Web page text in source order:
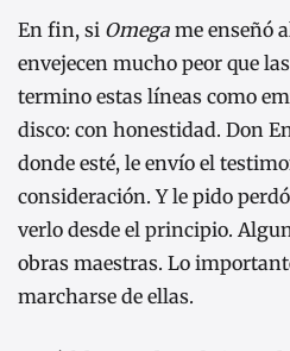
En fin, si Omega me enseñó
envejecen mucho peor que
termino estas líneas como
disco: con honestidad. Don
donde esté, le envío el
consideración. Y le pido
verlo desde el principio.
obras maestras. Lo
marcharse de ellas.